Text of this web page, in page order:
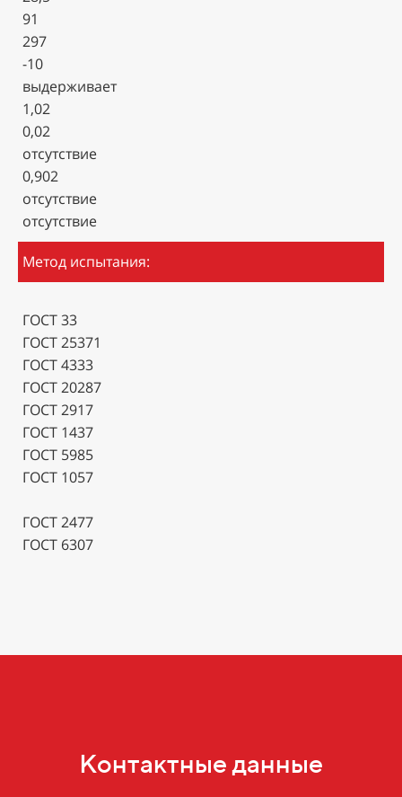
91
297
-10
выдерживает
1,02
0,02
отсутствие
0,902
отсутствие
отсутствие
Метод испытания:
ГОСТ 33
ГОСТ 25371
ГОСТ 4333
ГОСТ 20287
ГОСТ 2917
ГОСТ 1437
ГОСТ 5985
ГОСТ 1057
ГОСТ 2477
ГОСТ 6307
Контактные данные